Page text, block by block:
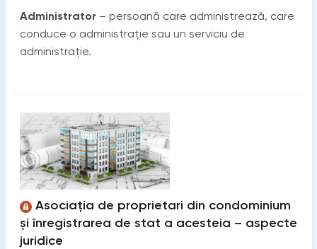
Administrator– persoană care administrează, care
conduce o administrație sau un serviciu de
administrație.
Asociația de proprietari din condominium
și înregistrarea de stat a acesteia – aspecte
juridice